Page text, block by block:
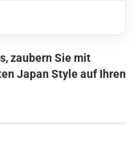
zaubern Sie mit
Japan Style auf Ihren